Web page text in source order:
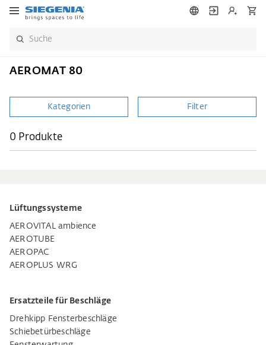
AEROMAT 80
Kategorien Filter
0 Produkte
Lüftungssysteme
AEROVITAL ambience
AEROTUBE
AEROPAC
AEROPLUS WRG
Ersatzteile für Beschläge
Drehkipp Fensterbeschläge
Schiebetürbeschläge